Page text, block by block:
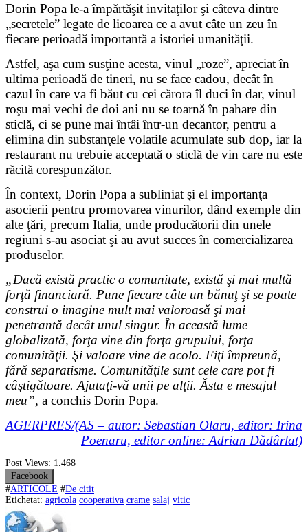
Dorin Popa le-a împărtăşit invitaţilor şi câteva dintre
„secretele” legate de licoarea ce a avut câte un zeu în
fiecare perioadă importantă a istoriei umanităţii.
Astfel, aşa cum susţine acesta, vinul „roze”, apreciat în
ultima perioadă de tineri, nu se face cadou, decât în
cazul în care va fi băut cu cei cărora îl duci în dar, vinul
roşu mai vechi de doi ani nu se toarnă în pahare din
sticlă, ci se pune mai întâi într-un decantor, pentru a
elimina din substanţele volatile acumulate sub dop, iar la
restaurant nu trebuie acceptată o sticlă de vin care nu este
răcită corespunzător.
În context, Dorin Popa a subliniat şi el importanţa
asocierii pentru promovarea vinurilor, dând exemple din
alte ţări, precum Italia, unde producătorii din unele
regiuni s-au asociat şi au avut succes în comercializarea
produselor.
„Dacă există practic o comunitate, există şi mai multă
forţă financiară. Pune fiecare câte un bănuţ şi se poate
construi o imagine mult mai valoroasă şi mai
penetrantă decât unul singur. În această lume
globalizată, forţa vine din forţa grupului, forţa
comunităţii. Şi valoare vine de acolo. Fiţi împreună,
fără separatisme. Comunităţile sunt cele care pot fi
câştigătoare. Ajutaţi-vă unii pe alţii. Ăsta e mesajul
meu”, a conchis Dorin Popa.
AGERPRES/(AS – autor: Sebastian Olaru, editor: Irina
Poenaru, editor online: Adrian Dădârlat)
Post Views: 1.468
Facebook
#ARTICOLE #De citit
Etichetat: agricola cooperativa crame salaj vitic